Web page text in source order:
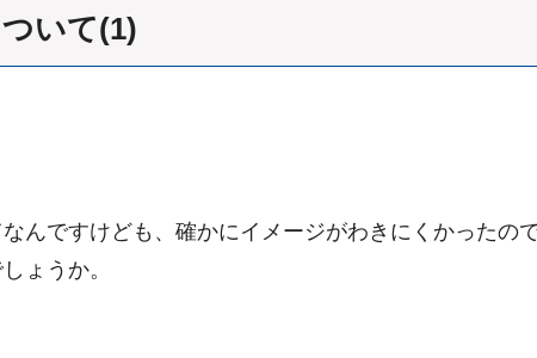
いて(1)
んですけども、確かにイメージがわきにくかったの
ょうか。